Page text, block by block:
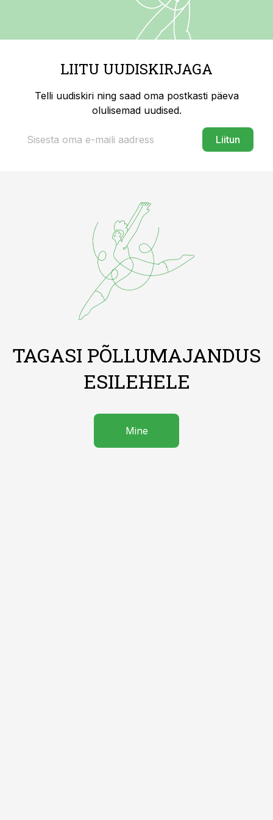
LIITU UUDISKIRJAGA
Telli uudiskiri ning saad oma postkasti päeva
olulisemad uudised.
Liitun
TAGASI PÕLLUMAJANDUS
ESILEHELE
Mine